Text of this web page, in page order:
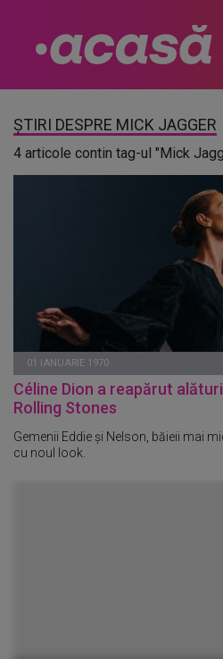
ȘTIRI DESPRE MICK JAGGER
4 articole contin tag-ul "Mick
01 IANUARIE 1970
Céline Dion a reapărut
Rolling Stones
Gemenii Eddie și Nelson, băieii mai
cu noul look.